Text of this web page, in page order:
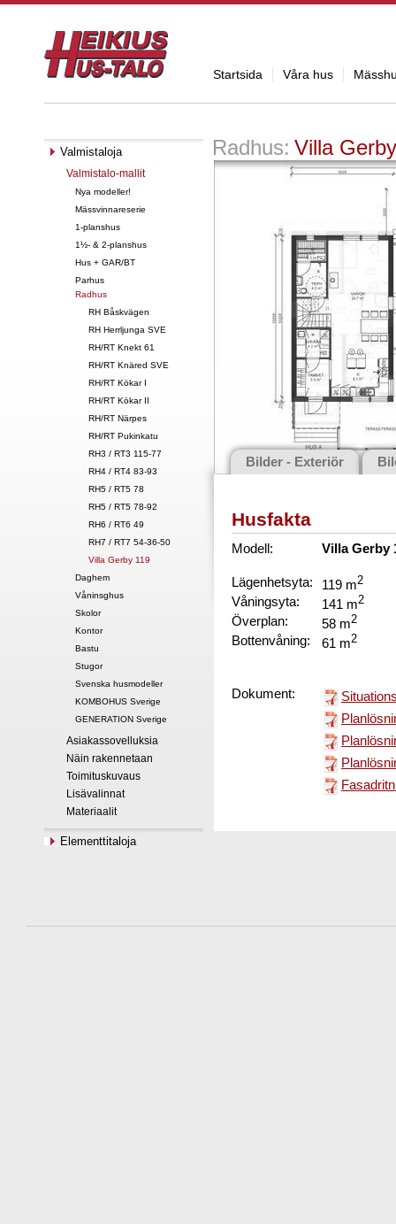
Startsida Våra hus
Valmistaloja
Valmistalo-mallit
Nya modeller!
Mässvinnareserie
1-planshus
1½- & 2-planshus
Hus + GAR/BT
Parhus
Radhus
RH Båskvägen
RH Herrljunga SVE
RH/RT Knekt 61
RH/RT Knäred SVE
RH/RT Kökar I
RH/RT Kökar II
RH/RT Närpes
RH/RT Pukinkatu
RH3 / RT3 115-77
RH4 / RT4 83-93
RH5 / RT5 78
RH5 / RT5 78-92
RH6 / RT6 49
RH7 / RT7 54-36-50
Villa Gerby 119
Daghem
Våninsghus
Skolor
Kontor
Bastu
Stugor
Svenska husmodeller
KOMBOHUS Sverige
GENERATION Sverige
Asiakassovelluksia
Näin rakennetaan
Toimituskuvaus
Lisävalinnat
Materiaalit
Elementtitaloja
Radhus: Villa
Bilder - Exteriör
Husfakta
Modell: Villa Gerby
Lägenhetsyta: 119 m2
Våningsyta: 141 m2
Överplan: 58 m2
Bottenvåning: 61 m2
Dokument: